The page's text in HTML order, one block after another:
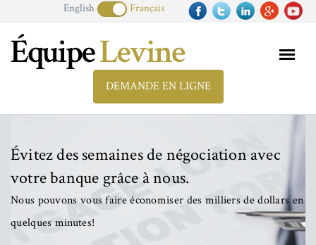
English Français
DEMANDE EN LIGNE
Évitez des semaines de négociation avec
votre banque grâce à nous.
Nous pouvons vous faire économiser des milliers de dollars en
quelques minutes!